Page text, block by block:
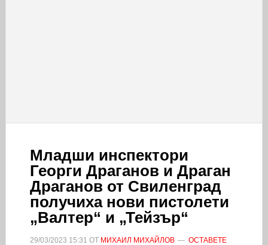
Младши инспектори
Георги Драганов и Драган
Драганов от Свиленград
получиха нови пистолети
„Валтер“ и „Тейзър“
29/03/2023 15:31 ОТ МИХАИЛ МИХАЙЛОВ
ОСТАВЕТЕ